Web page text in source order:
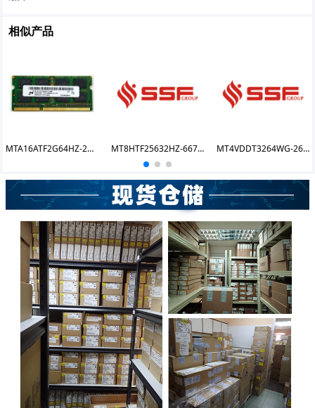
相似产品
MTA16ATF2G64HZ-2G6E1 DDR4 16GB 2666 SODIMM MT8HTF25632HZ-667M1 MT4VDDT3264WG-265C1